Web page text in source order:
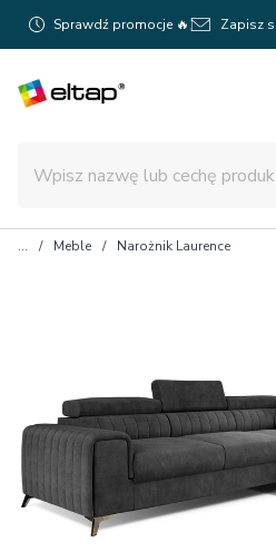
Sprawdź promocje 🔥 Zapisz
Meble Narożnik Laurence